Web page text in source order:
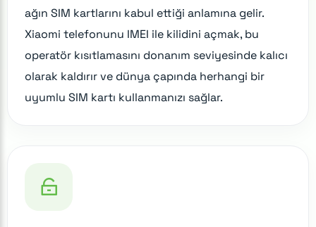
ağın SIM kartlarını kabul ettiği anlamına gelir.
Xiaomi telefonunu IMEI ile kilidini açmak, bu
operatör kısıtlamasını donanım seviyesinde kalıcı
olarak kaldırır ve dünya çapında herhangi bir
uyumlu SIM kartı kullanmanızı sağlar.